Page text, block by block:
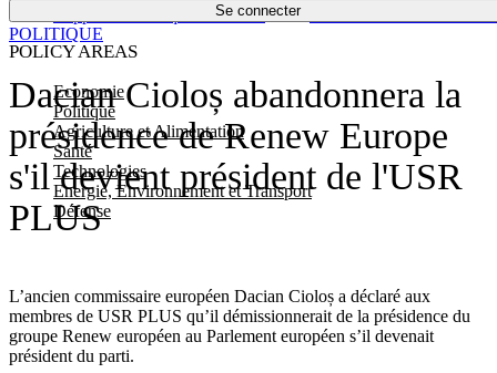
Se connecter
POLICY AREAS
Economie
Politique
Agriculture et Alimentation
Santé
Technologies
Energie, Environnement et Transport
Défense
Économie
Dacian Cioloș abandonnera la
présidence de Renew Europe
s'il devient président de l'USR
PLUS
L’ancien commissaire européen Dacian Cioloș a déclaré aux
membres de USR PLUS qu’il démissionnerait de la présidence du
groupe Renew européen au Parlement européen s’il devenait
président du parti.
POLITIQUE